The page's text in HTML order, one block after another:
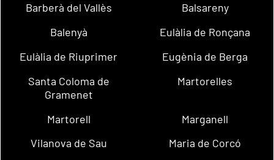
Barberà del Vallès
Balsareny
Balenyà
Eulàlia de Ronçana
Eulàlia de Riuprimer
Eugènia de Berga
Santa Coloma de
Gramenet
Martorelles
Martorell
Marganell
Vilanova de Sau
Maria de Corcó